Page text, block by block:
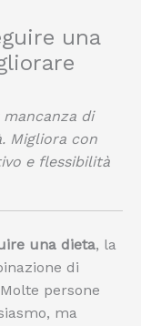
una
di
Migliora con
e flessibilità
una dieta, la
di
persone
ma